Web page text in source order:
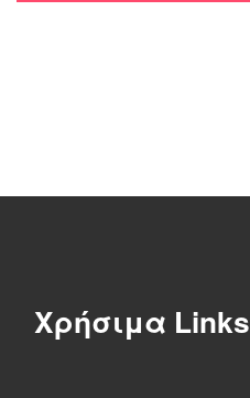
Χρήσιμα Links